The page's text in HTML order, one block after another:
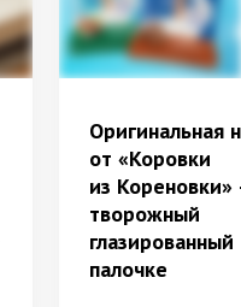
Оригинальная
от «Коровки
из Кореновки»
творожный
палочке